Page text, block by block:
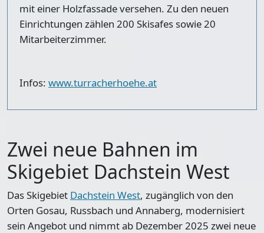
mit einer Holzfassade versehen. Zu den neuen
Einrichtungen zählen 200 Skisafes sowie 20
Mitarbeiterzimmer.
Infos: www.turracherhoehe.at
Zwei neue Bahnen im
Skigebiet Dachstein West
Das Skigebiet Dachstein West, zugänglich von den
Orten Gosau, Russbach und Annaberg, modernisiert
sein Angebot und nimmt ab Dezember 2025 zwei neue